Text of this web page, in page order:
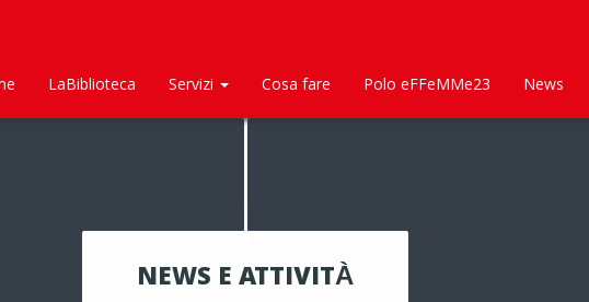
LaBiblioteca Servizi Cosa fare Polo eFFeMMe23 News
NEWS E ATTIVITÀ